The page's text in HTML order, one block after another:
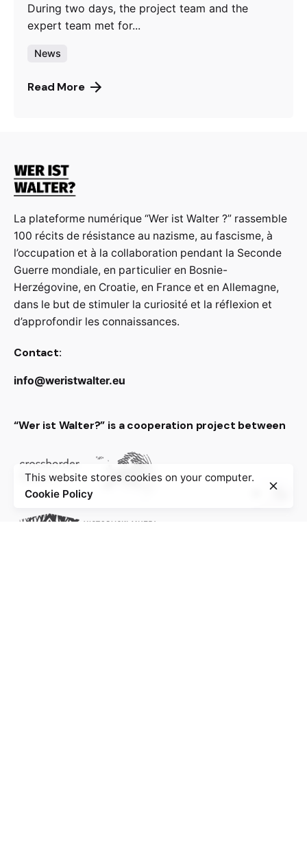
During two days, the project team and the
expert team met for...
News
Read More
La plateforme numérique “Wer ist Walter ?” rassemble
100 récits de résistance au nazisme, au fascisme, à
l’occupation et à la collaboration pendant la Seconde
Guerre mondiale, en particulier en Bosnie-
Herzégovine, en Croatie, en France et en Allemagne,
dans le but de stimuler la curiosité et la réflexion et
d’approfondir les connaissances.
Contact:
info@weristwalter.eu
“Wer ist Walter?” is a cooperation project between
This website stores cookies on your computer.
Cookie Policy